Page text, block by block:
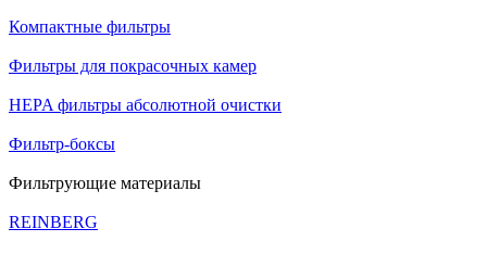
Компактные фильтры
Фильтры для покрасочных камер
HEPA фильтры абсолютной очистки
Фильтр-боксы
Фильтрующие материалы
REINBERG